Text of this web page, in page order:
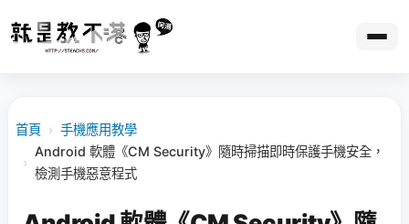
首頁 › 手機應用教學
›
Android 軟體《CM Security》隨時掃描即時保護手機安全，
檢測手機惡意程式